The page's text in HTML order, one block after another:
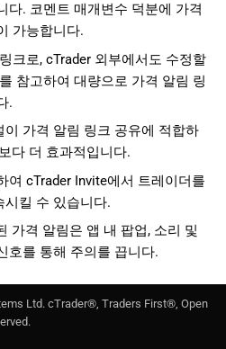
다. 코멘트 매개변수 덕분에 가격
가능합니다.
크로, cTrader 외부에서도 수정할
참고하여 대량으로 가격 알림 링
.
가격 알림 링크 공유에 적합하
다 더 효과적입니다.
여 cTrader Invite에서 트레이더를
시킬 수 있습니다.
가격 알림은 앱 내 팝업, 소리 및
호를 통해 주의를 끕니다.
Ltd. cTrader®, Traders First®, Open